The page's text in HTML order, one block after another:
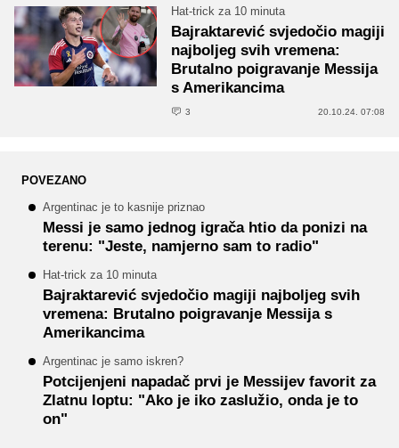
Hat-trick za 10 minuta
Bajraktarević svjedočio magiji
najboljeg svih vremena:
Brutalno poigravanje Messija
s Amerikancima
3 20.10.24. 07:08
POVEZANO
Argentinac je to kasnije priznao
Messi je samo jednog igrača htio da ponizi na
terenu: "Jeste, namjerno sam to radio"
Hat-trick za 10 minuta
Bajraktarević svjedočio magiji najboljeg svih
vremena: Brutalno poigravanje Messija s
Amerikancima
Argentinac je samo iskren?
Potcijenjeni napadač prvi je Messijev favorit za
Zlatnu loptu: "Ako je iko zaslužio, onda je to
on"